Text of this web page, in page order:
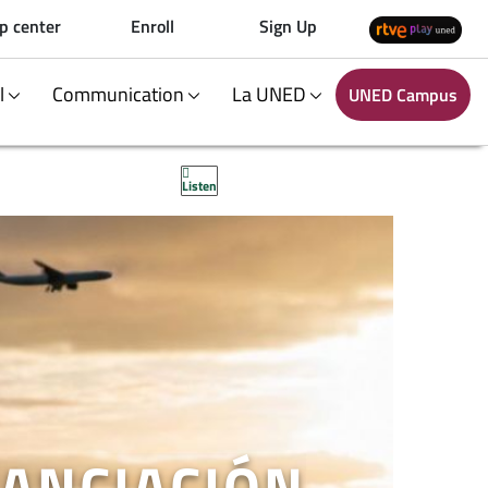
center Enroll Sign Up
Communication La UNED UNED Campus
Listen